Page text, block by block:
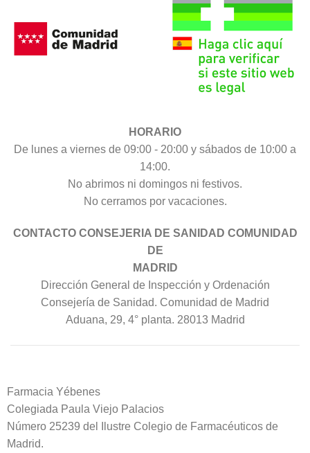
HORARIO
De lunes a viernes de 09:00 - 20:00 y sábados de 10:00 a
14:00.
No abrimos ni domingos ni festivos.
No cerramos por vacaciones.
CONTACTO CONSEJERIA DE SANIDAD COMUNIDAD
DE
MADRID
Dirección General de Inspección y Ordenación
Consejería de Sanidad. Comunidad de Madrid
Aduana, 29, 4° planta. 28013 Madrid
Farmacia Yébenes
Colegiada Paula Viejo Palacios
Número 25239 del Ilustre Colegio de Farmacéuticos de
Madrid.